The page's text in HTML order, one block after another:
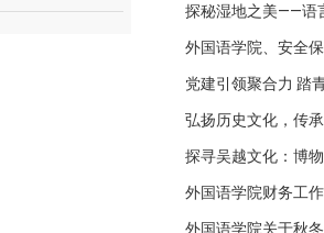
探秘湿地之美——语
外国语学院、安全
党建引领聚合力 踏
弘扬历史文化，传
探寻吴越文化：博
外国语学院财务工
外国语学院关于秋